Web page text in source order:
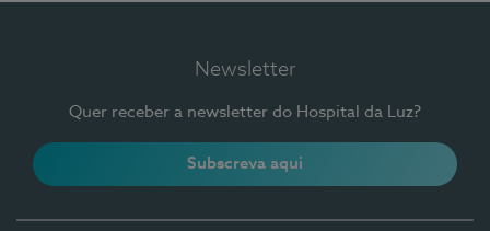
Newsletter
Quer receber a newsletter do Hospital da Luz?
Subscreva aqui